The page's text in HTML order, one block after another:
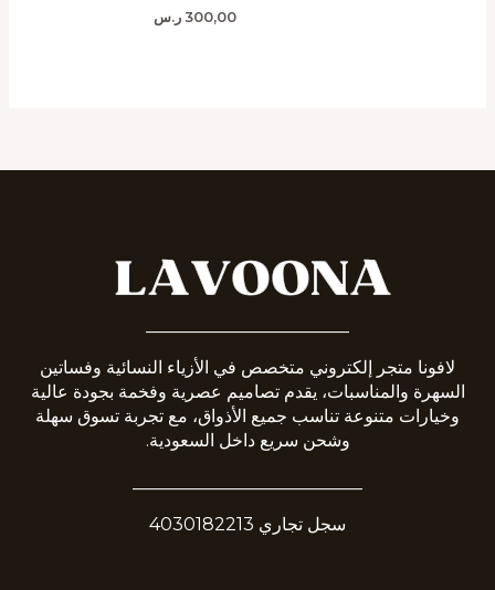
300,00 ر.س
لافونا متجر إلكتروني متخصص في الأزياء النسائية وفساتين
السهرة والمناسبات، يقدم تصاميم عصرية وفخمة بجودة عالية
وخيارات متنوعة تناسب جميع الأذواق، مع تجربة تسوق سهلة
وشحن سريع داخل السعودية.
سجل تجاري 4030182213